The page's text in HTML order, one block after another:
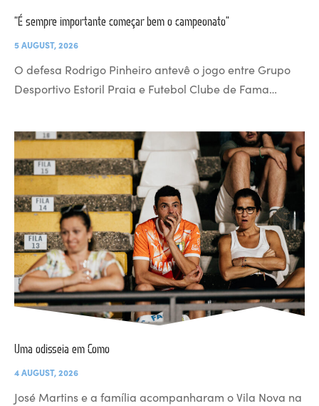
“É sempre importante começar bem o campeonato”
5 AUGUST, 2026
O defesa Rodrigo Pinheiro antevê o jogo entre Grupo
Desportivo Estoril Praia e Futebol Clube de Fama…
Uma odisseia em Como
4 AUGUST, 2026
José Martins e a família acompanharam o Vila Nova na